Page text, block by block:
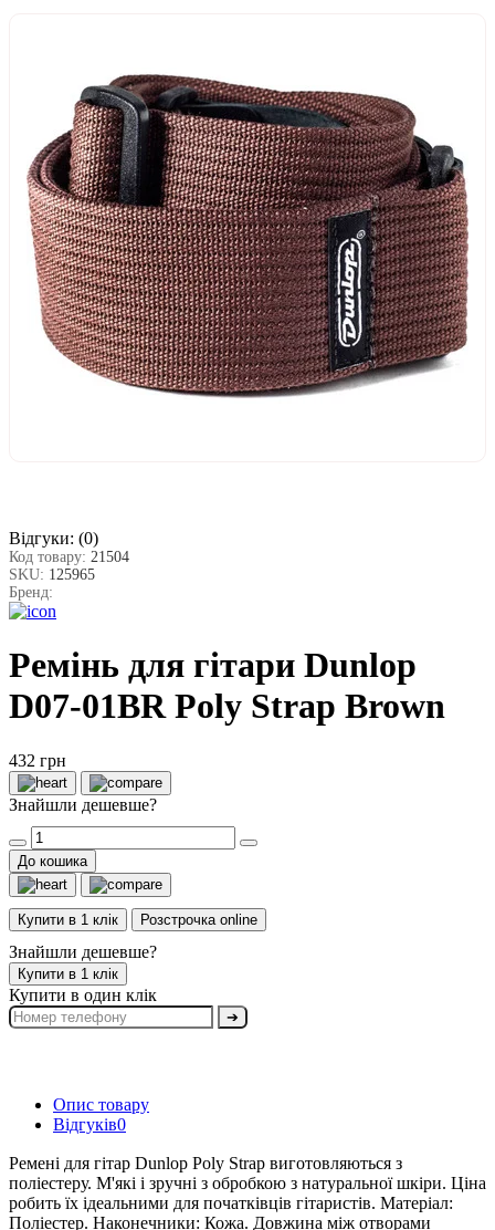
Відгуки: (0)
Код товару: 21504
SKU: 125965
Бренд:
Ремінь для гітари Dunlop
D07-01BR Poly Strap Brown
432 грн
Знайшли дешевше?
До кошика
Купити в 1 клік Розстрочка online
Знайшли дешевше?
Купити в 1 клік
Купити в один клік
➔
Опис товару
Відгуків0
Ремені для гітар Dunlop Poly Strap виготовляються з
поліестеру. М'які і зручні з обробкою з натуральної шкіри. Ціна
робить їх ідеальними для початківців гітаристів. Матеріал:
Поліестер. Наконечники: Кожа. Довжина між отворами